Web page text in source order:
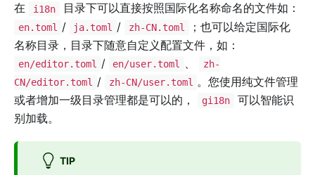
在 i18n 目录下可以直接按照国际化名称命名的文件如：
en.toml / ja.toml / zh-CN.toml
；也可以给定国际化
名称目录，目录下随意自定义配置文件，如：
en/editor.toml / en/user.toml
zh-
CN/editor.toml
/ zh-CN/user.toml
。您使用纯文件管理
或者增加一级目录管理都是可以的，
gi18n
可以智能识
别加载。
TIP